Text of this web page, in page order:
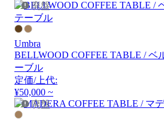
廃盤
Umbra
BELLWOOD COFFEE TABLE / ベ
ーブル
定価/上代:
¥50,000 ~
廃盤